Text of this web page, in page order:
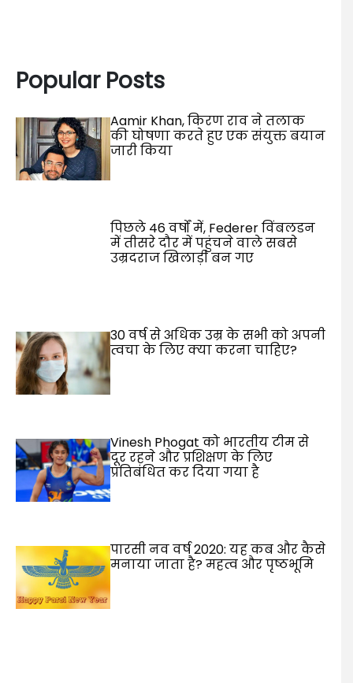
Popular Posts
Aamir Khan, किरण राव ने तलाक
की घोषणा करते हुए एक संयुक्त बयान
जारी किया
पिछले 46 वर्षों में, Federer विंबलडन
में तीसरे दौर में पहुंचने वाले सबसे
उम्रदराज खिलाड़ी बन गए
30 वर्ष से अधिक उम्र के सभी को अपनी
त्वचा के लिए क्या करना चाहिए?
Vinesh Phogat को भारतीय टीम से
दूर रहने और प्रशिक्षण के लिए
प्रतिबंधित कर दिया गया है
पारसी नव वर्ष 2020: यह कब और कैसे
मनाया जाता है? महत्व और पृष्ठभूमि